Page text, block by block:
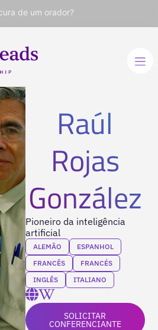
de um orador?
Raúl
Rojas
González
Pioneiro da inteligência
artificial
ALEMÃO
ESPANHOL
FRANCÊS
FRANCÉS
INGLÊS
ITALIANO
SOLICITAR
CONFERENCIANTE